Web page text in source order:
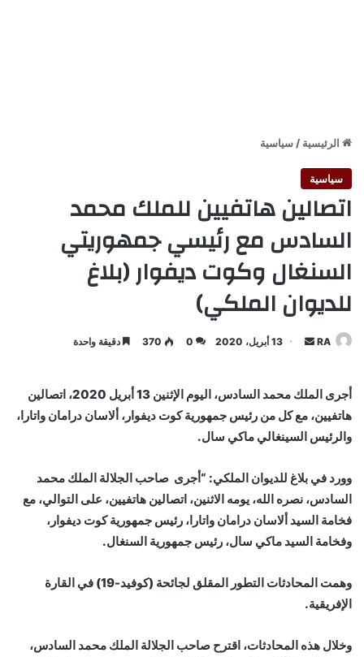
الرئيسية / سياسية
سياسية
اتصالين هاتفيين للملك محمد
السادس مع رئيسي جمهوريتي
السنغال وكوت ديفوار (بلاغ
للديوان الملكي)
RA
أرسل 13 أبريل، 2020 0
370 دقيقة واحدة
أجرى الملك محمد السادس، اليوم الإثنين 13 أبريل 2020، اتصالين
هاتفيين، مع كل من رئيس جمهورية كوت ديفوار، ألاسان درامان واتارا،
والرئيس السينغالي ماكي سال.
وورد في بلاغ للديوان الملكي: “أجرى صاحب الجلالة الملك محمد
السادس، نصره الله، يومه الاثنين، اتصالين هاتفيين، على التوالي، مع
فخامة السيد ألاسان درامان واتارا، رئيس جمهورية كوت ديفوار،
وفخامة السيد ماكي سال، رئيس جمهورية السنغال.
وهمت المحادثات التطور المقلق لجائحة (كوفيد-19) في القارة
الإفريقية.
وخلال هذه المحادثات، اقترح صاحب الجلالة الملك محمد السادس،